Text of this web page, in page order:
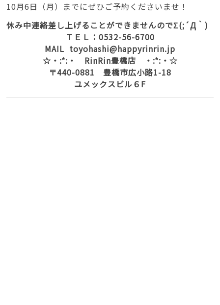
10月6日（月）までにぜひご予約くださいませ！
休み中連絡差し上げることができませんのでΣ(;´Д｀)
ＴＥＬ：0532-56-6700
MAIL toyohashi@happyrinrin.jp
☆・:*:・ RinRin豊橋店 ・:*:・☆
〒440-0881 豊橋市広小路1-18
ユメックスビル６F